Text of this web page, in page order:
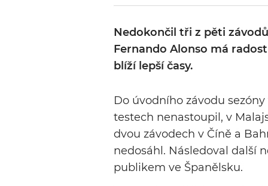
Nedokončil tři z pěti
Fernando Alonso má
blíží lepší časy.
Do úvodního závodu
testech nenastoupil, v
dvou závodech v Číně a
nedosáhl. Následoval další
publikem ve Španělsku.